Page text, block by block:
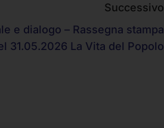
Successivo
e dialogo – Rassegna stampa
31.05.2026 La Vita del Popolo